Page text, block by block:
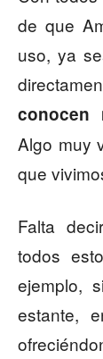
de que
uso, ya
conocen
Algo muy
que
Falta
todos
ejemplo,
estante,